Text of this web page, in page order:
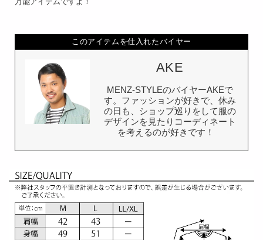
このアイテムを仕入れたバイヤー
AKE
MENZ-STYLEのバイヤーAKEで
す。ファッションが好きで、休み
の日も、ショップ巡りをして服の
デザインを見たりコーディネート
を考えるのが好きです！